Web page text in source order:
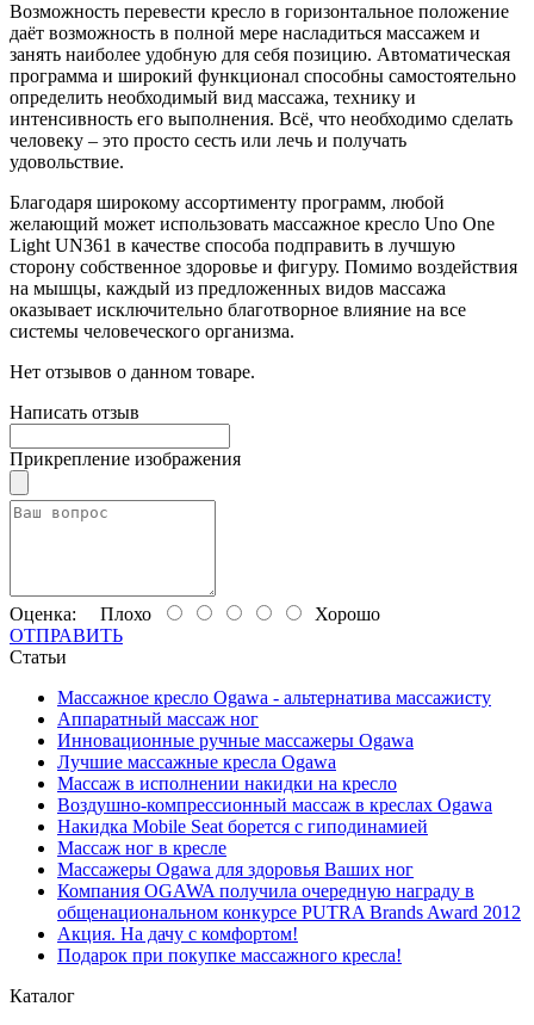
Возможность перевести кресло в горизонтальное положение
даёт возможность в полной мере насладиться массажем и
занять наиболее удобную для себя позицию. Автоматическая
программа и широкий функционал способны самостоятельно
определить необходимый вид массажа, технику и
интенсивность его выполнения. Всё, что необходимо сделать
человеку – это просто сесть или лечь и получать
удовольствие.
Благодаря широкому ассортименту программ, любой
желающий может использовать массажное кресло Uno One
Light UN361 в качестве способа подправить в лучшую
сторону собственное здоровье и фигуру. Помимо воздействия
на мышцы, каждый из предложенных видов массажа
оказывает исключительно благотворное влияние на все
системы человеческого организма.
Нет отзывов о данном товаре.
Написать отзыв
Прикрепление изображения
Оценка: Плохо
Хорошо
ОТПРАВИТЬ
Статьи
Массажное кресло Ogawa - альтернатива массажисту
Аппаратный массаж ног
Инновационные ручные массажеры Ogawa
Лучшие массажные кресла Ogawa
Массаж в исполнении накидки на кресло
Воздушно-компрессионный массаж в креслах Ogawa
Накидка Mobile Seat борется с гиподинамией
Массаж ног в кресле
Массажеры Ogawa для здоровья Ваших ног
Компания OGAWA получила очередную награду в
общенациональном конкурсе PUTRA Brands Award 2012
Акция. На дачу с комфортом!
Подарок при покупке массажного кресла!
Каталог